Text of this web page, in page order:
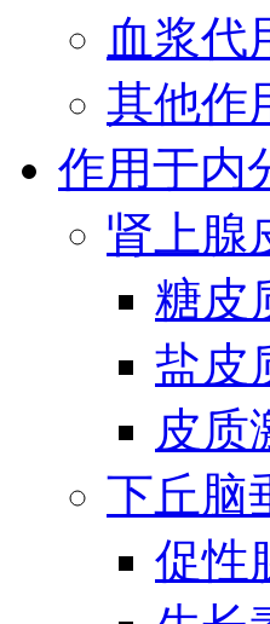
血浆代
其他作
作用于内
肾上腺
糖皮
盐皮
皮质
下丘脑
促性